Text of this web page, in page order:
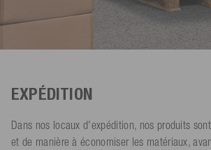
EXPÉDITION
Dans nos locaux d'expédition, nos produits
et de manière à économiser les matériaux,